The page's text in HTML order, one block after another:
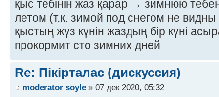
қыс тебінін жаз қарар → зимнюю
летом (т.к. зимой под снегом не
қыстың жүз күнін жаздың бір күні
прокормит сто зимних дней
Re: Пікірталас (дискуссия)
moderator soyle » 07 дек 2020, 05:32